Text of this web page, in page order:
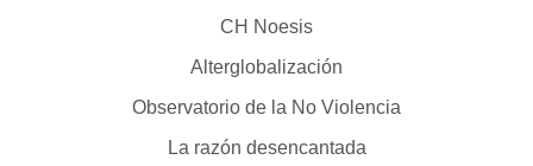
CH Noesis
Alterglobalización
Observatorio de la No Violencia
La razón desencantada